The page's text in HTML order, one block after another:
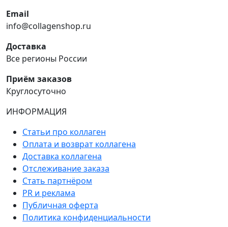
Email
info@collagenshop.ru
Доставка
Все регионы России
Приём заказов
Круглосуточно
ИНФОРМАЦИЯ
Статьи про коллаген
Оплата и возврат коллагена
Доставка коллагена
Отслеживание заказа
Стать партнёром
PR и реклама
Публичная оферта
Политика конфиденциальности